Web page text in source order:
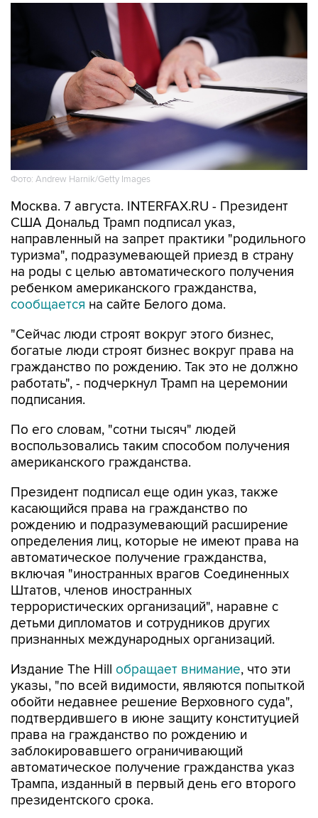
Фото: Andrew Harnik/Getty Images
Москва. 7 августа. INTERFAX.RU - Президент
США Дональд Трамп подписал указ,
направленный на запрет практики "родильного
туризма", подразумевающей приезд в страну
на роды с целью автоматического получения
ребенком американского гражданства,
сообщается на сайте Белого дома.
"Сейчас люди строят вокруг этого бизнес,
богатые люди строят бизнес вокруг права на
гражданство по рождению. Так это не должно
работать", - подчеркнул Трамп на церемонии
подписания.
По его словам, "сотни тысяч" людей
воспользовались таким способом получения
американского гражданства.
Президент подписал еще один указ, также
касающийся права на гражданство по
рождению и подразумевающий расширение
определения лиц, которые не имеют права на
автоматическое получение гражданства,
включая "иностранных врагов Соединенных
Штатов, членов иностранных
террористических организаций", наравне с
детьми дипломатов и сотрудников других
признанных международных организаций.
Издание The Hill обращает внимание, что эти
указы, "по всей видимости, являются попыткой
обойти недавнее решение Верховного суда",
подтвердившего в июне защиту конституцией
права на гражданство по рождению и
заблокировавшего ограничивающий
автоматическое получение гражданства указ
Трампа, изданный в первый день его второго
президентского срока.